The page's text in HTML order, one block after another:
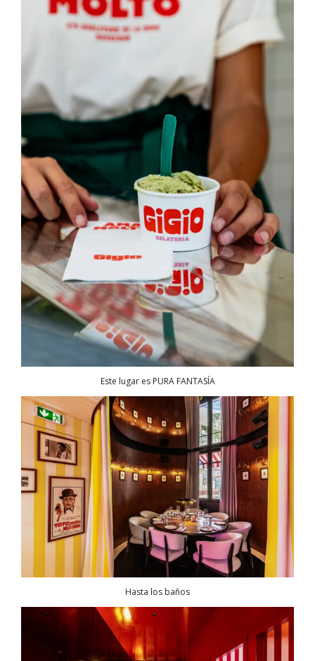
Este lugar es PURA FANTASÍA
Hasta los baños